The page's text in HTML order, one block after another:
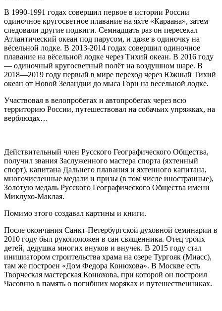
В 1990-1991 годах совершил первое в истории России
одиночное кругосветное плавание на яхте «Караана», затем
следовали другие подвиги. Семнадцать раз он пересекал
Атлантический океан под парусом, и даже в одиночку на
вёсельной лодке. В 2013-2014 годах совершил одиночное
плавание на вёсельной лодке через Тихий океан. В 2016 году
— одиночный кругосветный полёт на воздушном шаре. В
2018—2019 году первый в мире переход через Южный Тихий
океан от Новой Зеландии до мыса Горн на весельной лодке.
Участвовал в велопробегах и автопробегах через всю
территорию России, путешествовал на собачьих упряжках, на
верблюдах…
Действительный член Русского Географического Общества,
получил звания Заслуженного мастера спорта (яхтенный
спорт), капитана Дальнего плавания и яхтенного капитана,
многочисленные медали и призы (в том числе иностранные),
Золотую медаль Русского Географического Общества имени
Миклухо-Маклая.
Помимо этого создавал картины и книги.
После окончания Санкт-Петербургской духовной семинарии в
2010 году был рукоположен в сан священника. Отец троих
детей, дедушка многих внуков и внучек. В 2015 году стал
инициатором строительства храма на озере Тургояк (Миасс),
там же построен «Дом Федора Конюхова». В Москве есть
Творческая мастерская Конюхова, при которой он построил
Часовню в память о погибших моряках и путешественниках.